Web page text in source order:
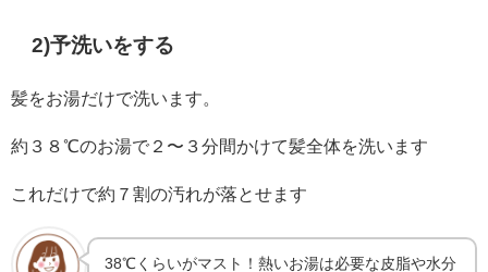
2)予洗いをする
髪をお湯だけで洗います。
約３８℃のお湯で２〜３分間かけて髪全体を洗います
これだけで約７割の汚れが落とせます
38℃くらいがマスト！熱いお湯は必要な皮脂や水分